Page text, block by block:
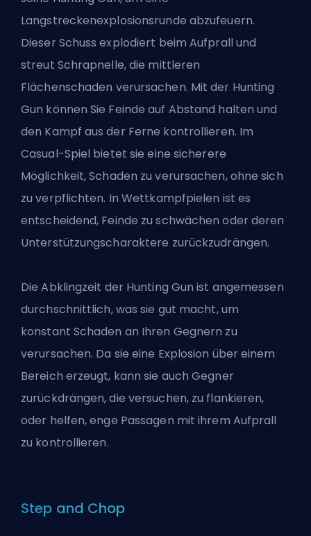
Langstreckenexplosionsrunde abzufeuern.
Dieser Schuss explodiert beim Aufprall und
streut Schrapnelle, die mittleren
Flächenschaden verursachen. Mit der Hunting
Gun können Sie Feinde auf Abstand halten und
den Kampf aus der Ferne kontrollieren. Im
Casual-Spiel bietet sie eine sicherere
Möglichkeit, Schaden zu verursachen, ohne sich
zu verpflichten. In Wettkampfpielen ist es
entscheidend, Feinde zu schwächen oder deren
Unterstützungscharaktere zurückzudrängen.
Die Abklingzeit der Hunting Gun ist angemessen
durchschnittlich, was sie gut macht, um
konstant Schaden an Ihren Gegnern zu
verursachen. Da sie eine Explosion über einem
Bereich erzeugt, kann sie auch Gegner
zurückdrängen, die versuchen, zu flankieren,
oder helfen, enge Passagen mit ihrem Aufprall
zu kontrollieren.
Step and Chop